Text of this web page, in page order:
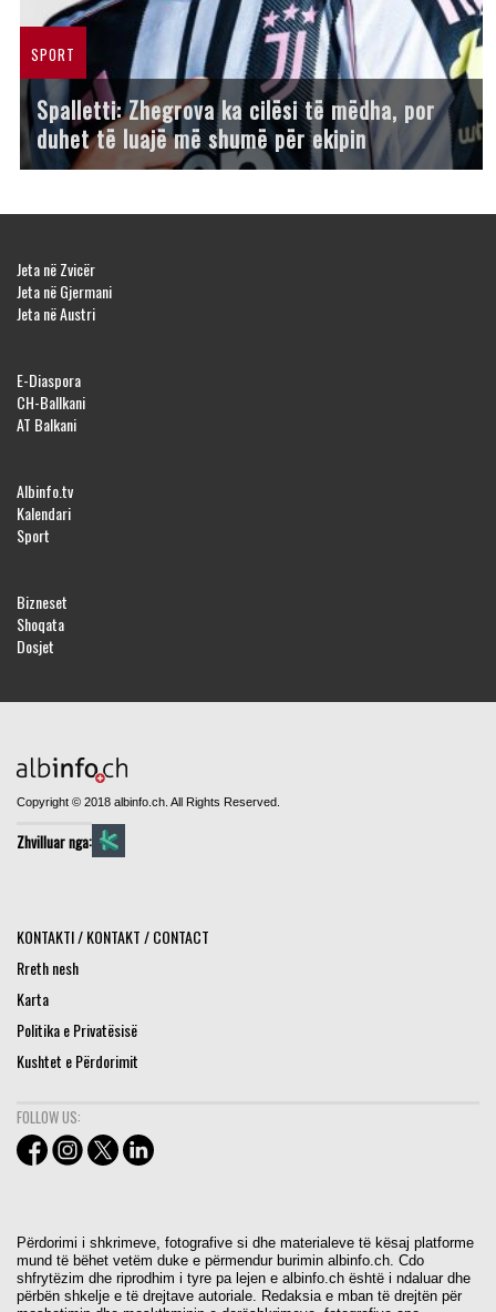
SPORT
Spalletti: Zhegrova ka cilësi të mëdha, por
duhet të luajë më shumë për ekipin
Jeta në Zvicër
Jeta në Gjermani
Jeta në Austri
E-Diaspora
CH-Ballkani
AT Balkani
Albinfo.tv
Kalendari
Sport
Bizneset
Shoqata
Dosjet
Copyright © 2018 albinfo.ch. All Rights Reserved.
Zhvilluar nga:
KONTAKTI / KONTAKT / CONTACT
Rreth nesh
Karta
Politika e Privatësisë
Kushtet e Përdorimit
FOLLOW US:
Përdorimi i shkrimeve, fotografive si dhe materialeve të kësaj platforme
mund të bëhet vetëm duke e përmendur burimin albinfo.ch. Cdo
shfrytëzim dhe riprodhim i tyre pa lejen e albinfo.ch është i ndaluar dhe
përbën shkelje e të drejtave autoriale. Redaksia e mban të drejtën për